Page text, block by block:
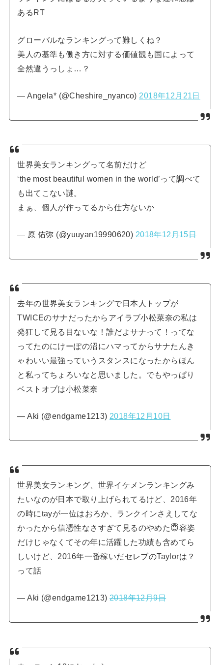
あるRT
グローバルなランキングって難しくね？
美人の基準も働き方に対する価値観も国によって
全然違うっしょ…？
— Angela* (@Cheshire_nyanco) 2018年12月21日
世界美女ランキングって名前だけど
‘the most beautiful women in the world’って調べて
も出てこない謎。
まぁ、個人が作ってるから仕方ないか
— 原 佑弥 (@yuuyan19990620)2018年12月15日
去年の世界美女ランキングで日本人トップが
TWICEのサナだったからアイラブ小松菜奈の私は
発狂して見る目ないな！誰だよサナって！ってな
ってたのにけーぽの沼にハマってからサナたんき
ゃわいい最強っていうスタンスになったからほん
と私ってちょろいなと思いました。でもやっぱり
ベストオブは小松菜奈
— Aki (@endgame1213) 2018年12月10日
世界美女ランキング、世界イケメンランキングみ
たいなのが日本で取り上げられてるけど、2016年
の時にtayが一位はおろか、ランクインさえしてな
かったから信憑性なさすぎて見るのやめた😇容姿
だけじゃなくてその年に活躍した功績も含めてら
しいけど、2016年一番稼いだセレブのTaylorは？
って話
— Aki (@endgame1213)2018年12月9日